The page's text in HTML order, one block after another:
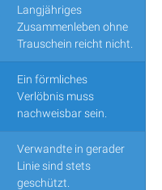
Langjähriges
Zusammenleben ohne
Trauschein reicht nicht.
Ein förmliches
Verlöbnis muss
nachweisbar sein.
Verwandte in gerader
Linie sind stets
geschützt.